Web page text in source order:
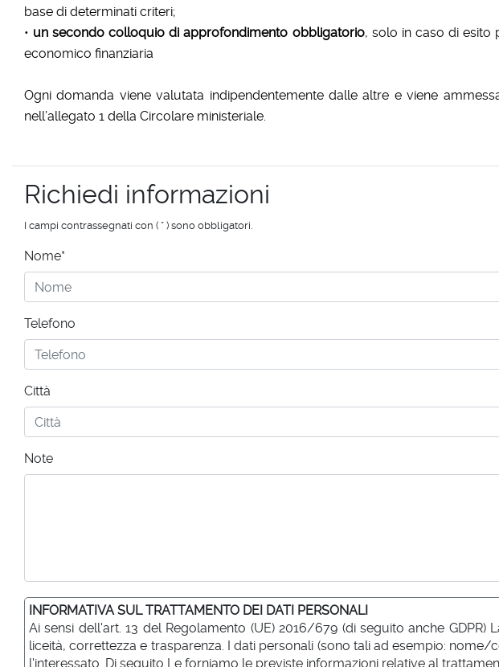
base di determinati criteri;
• un secondo colloquio di approfondimento obbligatorio, solo in caso di esito
economico finanziaria
Ogni domanda viene valutata indipendentemente dalle altre e viene
nell’allegato 1 della Circolare ministeriale.
Richiedi informazioni
I campi contrassegnati con ( * ) sono obbligatori.
Nome*
Telefono
Città
Note
INFORMATIVA SUL TRATTAMENTO DEI DATI PERSONALI
Ai sensi dell'art. 13 del Regolamento (UE) 2016/679 (di seguito anche
liceità, correttezza e trasparenza. I dati personali (sono tali ad esempio:
l'interessato. Di seguito Le forniamo le previste informazioni relative al